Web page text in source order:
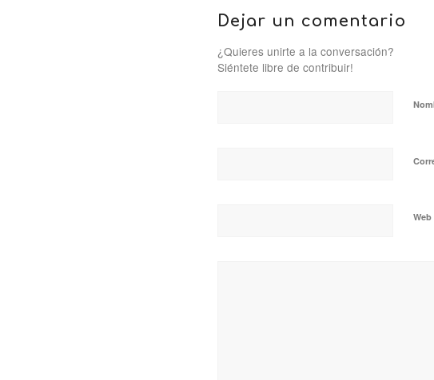
Dejar un comentario
¿Quieres unirte a la conversación?
Siéntete libre de contribuir!
Web